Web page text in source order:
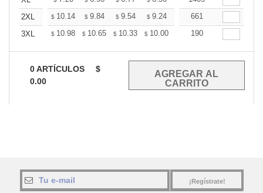
2XL
$ 10.14 $ 9.84 $ 9.54 $ 9.24 8.94
661
3XL
$ 10.98 $ 10.65 $ 10.33 $ 10.00 9.67
190
0ARTÍCULOS
$
0.00
¡Regístrate!